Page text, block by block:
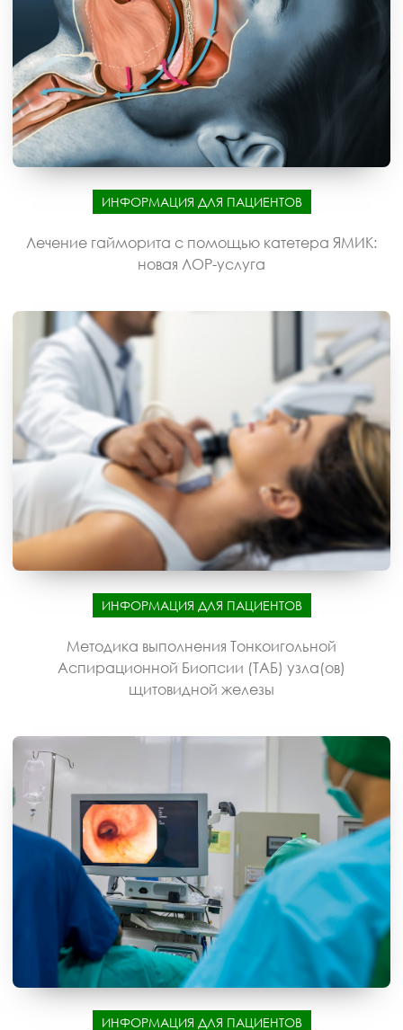
ИНФОРМАЦИЯ ДЛЯ ПАЦИЕНТОВ
Лечение гайморита с помощью катетера ЯМИК:
новая ЛОР-услуга
ИНФОРМАЦИЯ ДЛЯ ПАЦИЕНТОВ
Методика выполнения Тонкоигольной
Аспирационной Биопсии (ТАБ) узла(ов)
щитовидной железы
ИНФОРМАЦИЯ ДЛЯ ПАЦИЕНТОВ